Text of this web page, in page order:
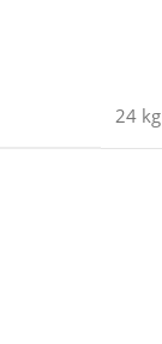
24 kg